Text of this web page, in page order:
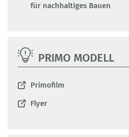
für nachhaltiges Bauen
PRIMO MODELL
Primofilm
Flyer